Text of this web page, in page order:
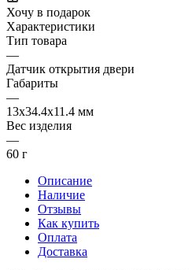
Хочу в подарок
Характеристики
Тип товара
—
Датчик открытия двери
Габариты
—
13x34.4x11.4 мм
Вес изделия
—
60 г
Описание
Наличие
Отзывы
Как купить
Оплата
Доставка